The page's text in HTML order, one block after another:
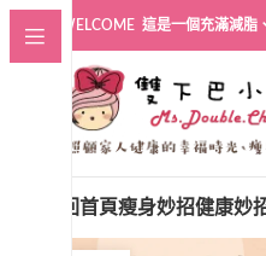
WELCOME 這是一個充滿減
回首頁瘦身妙招健康妙